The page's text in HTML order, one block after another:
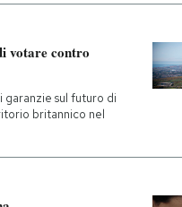
votare contro
sul futuro di
britannico nel